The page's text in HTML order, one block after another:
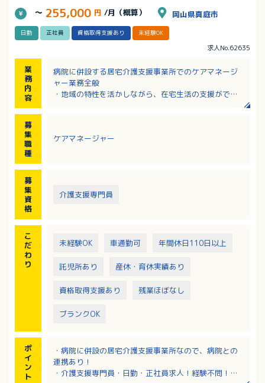
～ 255,000 円 /月（概算） 岡山県真庭市
日勤 正社員 資格取得支援あり 未経験OK
求人No.62635
業
務
内
容
病院に併設する居宅介護支援事業所でのケアマネージ
ャー業務全般
・地域の特性を活かしながら、在宅生活の支援ができ
募
集
職
種
ケアマネージャー
募
集
資
格
介護支援専門員
こ
だ
わ
り
未経験OK 車通勤可 年間休日110日以上
託児所あり 産休・育休実績あり
資格取得支援あり 残業ほぼなし
ブランクOK
ポ
イ
ン
ト
・病院に併設の居宅介護支援事業所なので、病院との
連携あり！
・介護支援専門員・日勤・正社員求人！経験不問！